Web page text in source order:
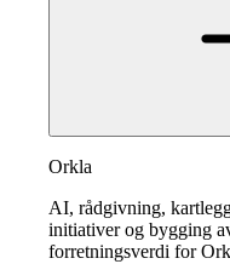
Orkla
AI, rådgivning,
initiativer og bygging
forretningsverdi for